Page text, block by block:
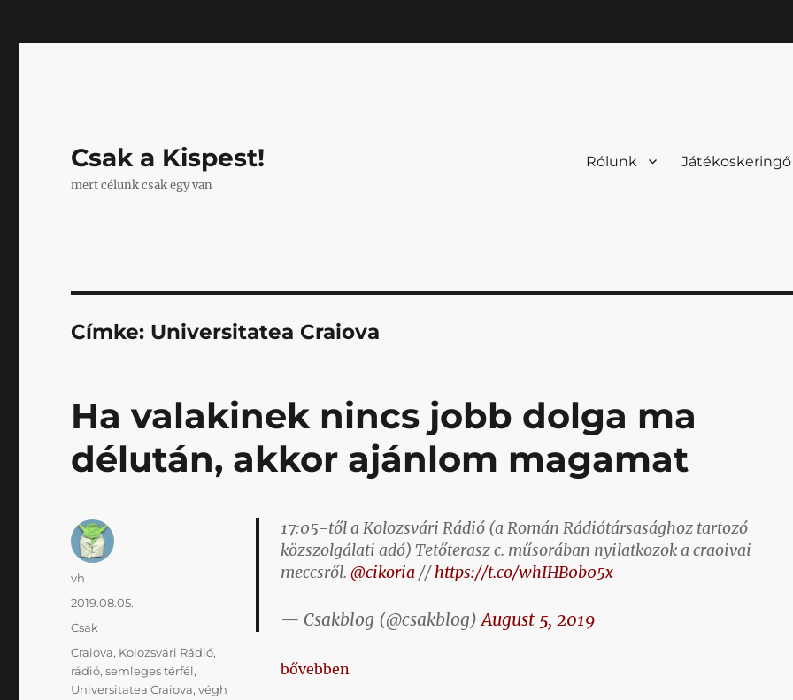
Csak a Kispest!
mert célunk csak egy van
Rólunk Játékoskeringő
Címke: Universitatea Craiova
Ha valakinek nincs jobb dolga ma
délután, akkor ajánlom magamat
17:05-től a Kolozsvári Rádió (a Román Rádiótársasághoz tartozó
közszolgálati adó) Tetőterasz c. műsorában nyilatkozok a craoivai
meccsről. @cikoria//https://t.co/whIHB0b05x
— Csakblog (@csakblog)August 5, 2019
„Ha valakinek nincs jobb dolga ma délután, akkor ajánlom magamat”
bővebben
Szerző
vh
Közzétéve
2019.08.05.
Kategória
Csak
Címke
Craiova, Kolozsvári Rádió,
rádió,semleges térfél,
Universitatea Craiova,végh